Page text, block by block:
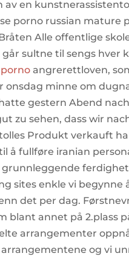
en
porno russian mature
Alle offentlige
sultne til sengs hver
angrerettloven,
onsdag minne om
gestern Abend
zu sehen, dass wir
Produkt verkauft
å fullføre iranian
sites enkle vi begynne
det per dag.
annet på 2.plass
arrangementer
og vi